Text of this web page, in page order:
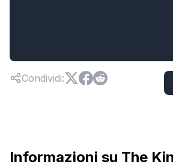
Condividi:
Informazioni su The